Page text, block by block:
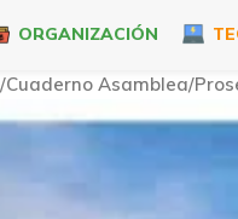
ORGANIZACIÓN
Cuaderno Asamblea/